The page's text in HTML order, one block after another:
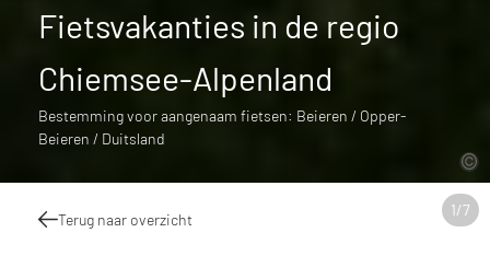
1/7
Fietsvakanties in de regio
Chiemsee-Alpenland
Bestemming voor aangenaam fietsen: Beieren / Opper-
Beieren / Duitsland
Terug naar overzicht